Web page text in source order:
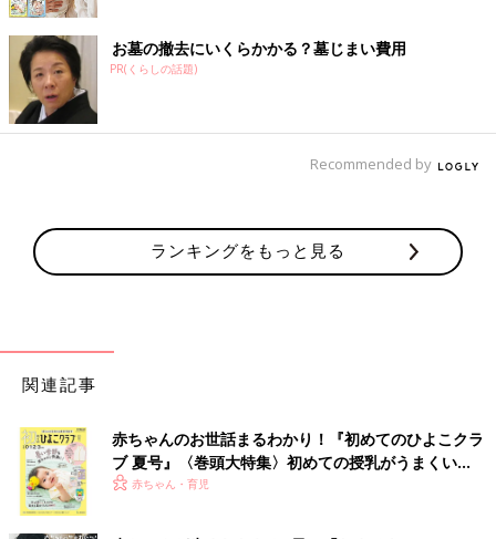
お墓の撤去にいくらかかる？墓じまい費用
PR(くらしの話題)
Recommended by
ランキングをもっと見る
関連記事
赤ちゃんのお世話まるわかり！『初めてのひよこクラ
ブ 夏号』〈巻頭大特集〉初めての授乳がうまくい
く！ おっぱい・ミルクの基本と夏のトラブル 解決テ
赤ちゃん・育児